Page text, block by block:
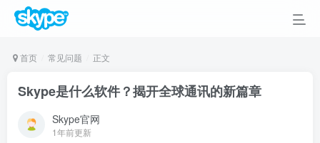
首页 常见问题 正文
Skype是什么软件？揭开全球通讯的新篇章
Skype官网
1年前更新